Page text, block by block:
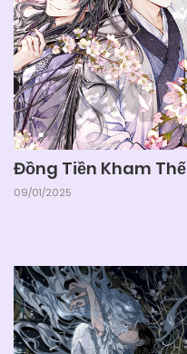
Đồng Tiền Kham Thế
09/01/2025